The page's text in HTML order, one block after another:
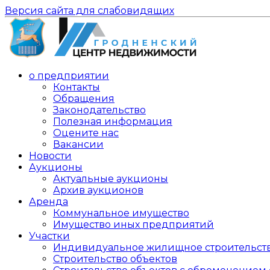
Версия сайта для слабовидящих
о предприятии
Контакты
Обращения
Законодательство
Полезная информация
Оцените нас
Вакансии
Новости
Аукционы
Актуальные аукционы
Архив аукционов
Аренда
Коммунальное имущество
Имущество иных предприятий
Участки
Индивидуальное жилищное
Строительство объектов